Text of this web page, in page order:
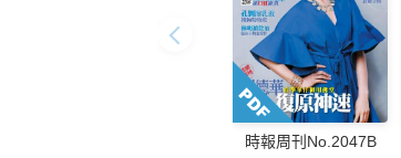
時報周刊No.2047B